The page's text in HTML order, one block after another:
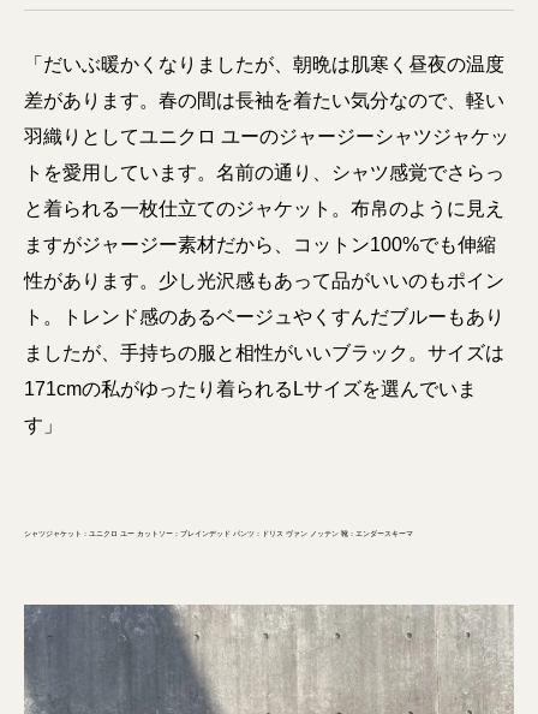
「だいぶ暖かくなりましたが、朝晩は肌寒く昼夜の温度
差があります。春の間は長袖を着たい気分なので、軽い
羽織りとしてユニクロ ユーのジャージーシャツジャケッ
トを愛用しています。名前の通り、シャツ感覚でさらっ
と着られる一枚仕立てのジャケット。布帛のように見え
ますがジャージー素材だから、コットン100%でも伸縮
性があります。少し光沢感もあって品がいいのもポイン
ト。トレンド感のあるベージュやくすんだブルーもあり
ましたが、手持ちの服と相性がいいブラック。サイズは
171cmの私がゆったり着られるLサイズを選んでいま
す」
シャツジャケット：ユニクロ ユー カットソー：ブレインデッド パンツ：ドリス ヴァン ノッテン 靴：エンダースキーマ